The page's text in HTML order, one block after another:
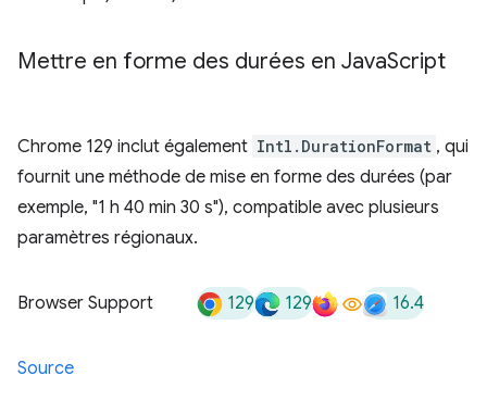
Mettre en forme des durées en JavaScript
Chrome 129 inclut également Intl.DurationFormat , qui
fournit une méthode de mise en forme des durées (par
exemple, "1 h 40 min 30 s"), compatible avec plusieurs
paramètres régionaux.
Browser Support 129 129 16.4
Source